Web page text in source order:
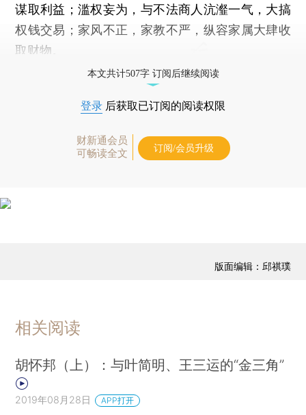
谋取利益；滥权妄为，与不法商人沆瀣一气，大搞
权钱交易；家风不正，家教不严，纵容家属大肆收
取财物。
本文共计507字 订阅后继续阅读
登录 后获取已订阅的阅读权限
财新通会员
可畅读全文
订阅/会员升级
版面编辑：邱祺璞
相关阅读
胡怀邦（上）：与叶简明、王三运的“金三角”
2019年08月28日 APP打开